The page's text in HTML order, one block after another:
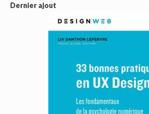
Dernier ajout